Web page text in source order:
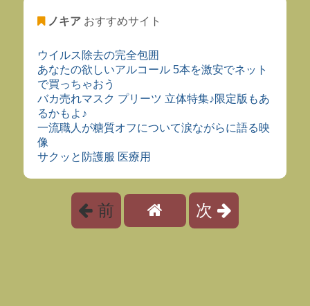
ノキアおすすめサイト
ウイルス除去の完全包囲
あなたの欲しいアルコール 5本を激安でネット
で買っちゃおう
バカ売れマスク プリーツ 立体特集♪限定版もあ
るかもよ♪
一流職人が糖質オフについて涙ながらに語る映
像
サクッと防護服 医療用
前 次